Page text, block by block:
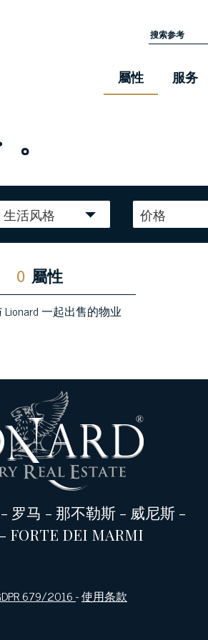
屬性 服务
生活风格 价格
0 屬性
Lionard 一起出售的物业
- 罗马 - 那不勒斯 - 威尼斯 -
- FORTE DEI MARMI
679/2016-使用条款